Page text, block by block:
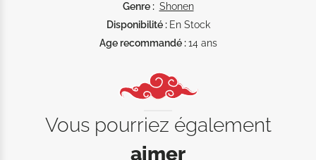
Genre : Shonen
Disponibilité : En Stock
Age recommandé :14 ans
Vous pourriez également
aimer